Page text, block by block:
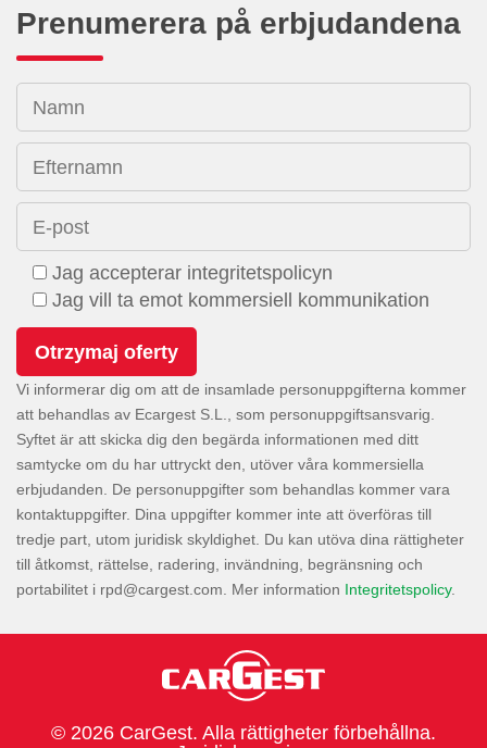
Prenumerera på erbjudandena
Namn
Efternamn
E-post
Jag accepterar integritetspolicyn
Jag vill ta emot kommersiell kommunikation
Vi informerar dig om att de insamlade personuppgifterna kommer
att behandlas av Ecargest S.L., som personuppgiftsansvarig.
Syftet är att skicka dig den begärda informationen med ditt
samtycke om du har uttryckt den, utöver våra kommersiella
erbjudanden. De personuppgifter som behandlas kommer vara
kontaktuppgifter. Dina uppgifter kommer inte att överföras till
tredje part, utom juridisk skyldighet. Du kan utöva dina rättigheter
till åtkomst, rättelse, radering, invändning, begränsning och
portabilitet i
. Mer information Integritetspolicy.
© 2026 CarGest. Alla rättigheter förbehållna.